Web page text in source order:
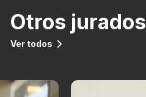
Otros jurados
Ver todos